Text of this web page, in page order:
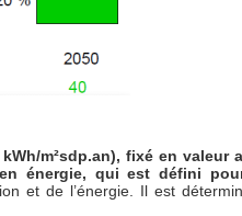
m²sdp.an), fixé en valeur
énergie, qui est défini
et de l’énergie. Il est